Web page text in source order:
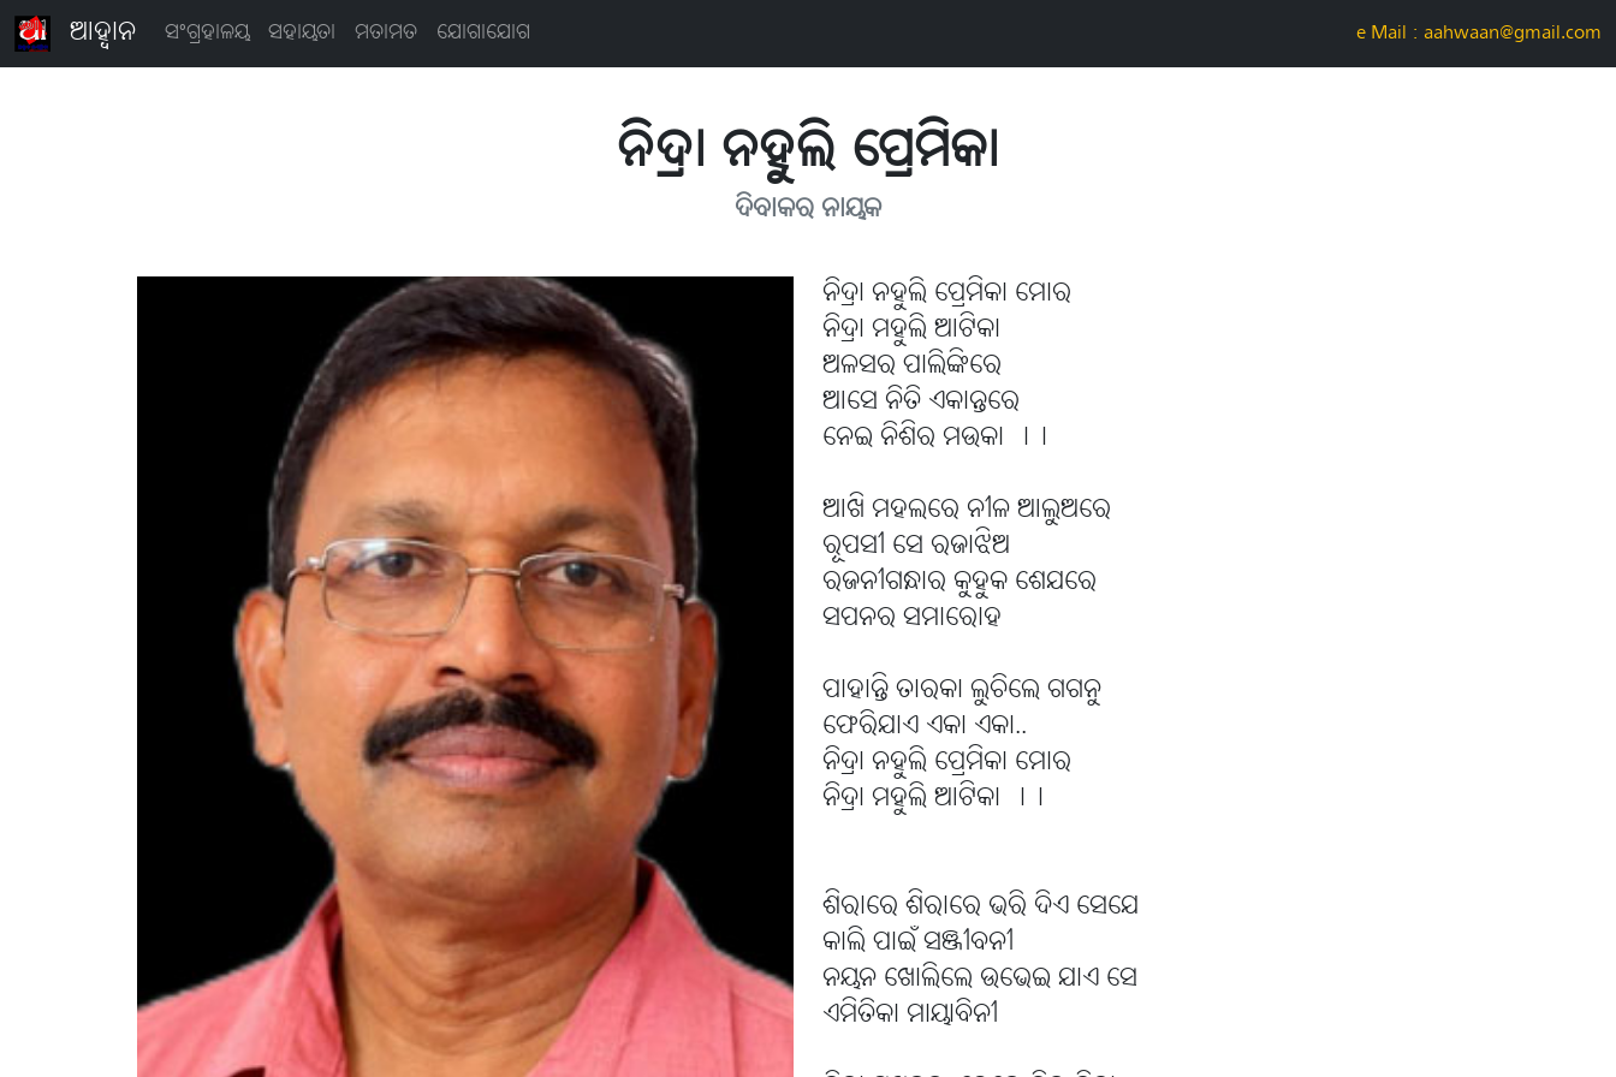
ଆହ୍ବାନ ସଂଗ୍ରହାଳୟ ସହାୟତା ମତାମତ ଯୋଗାଯୋଗ e-Mail : aahwaan@gmail.com
ନିଦ୍ରା ନହୁଲି ପ୍ରେମିକା
ଦିବାକର ନାୟକ
ନିଦ୍ରା ନହୁଲି ପ୍ରେମିକା ମୋର
ନିଦ୍ରା ମହୁଲି ଆଟିକା
ଅଳସର ପାଲିଙ୍କିରେ
ଆସେ ନିତି ଏକାନ୍ତରେ
ନେଇ ନିଶିର ମଉକା ।।
ଆଖି ମହଲରେ ନୀଳ ଆଲୁଅରେ
ରୂପସୀ ସେ ରଜାଝିଅ
ରଜନୀଗନ୍ଧାର କୁହୁକ ଶେଯରେ
ସପନର ସମାରୋହ
ପାହାନ୍ତି ତାରକା ଲୁଚିଲେ ଗଗନୁ
ଫେରିଯାଏ ଏକା ଏକା..
ନିଦ୍ରା ନହୁଲି ପ୍ରେମିକା ମୋର
ନିଦ୍ରା ମହୁଲି ଆଟିକା ।।
ଶିରାରେ ଶିରାରେ ଭରି ଦିଏ ସେଯେ
କାଲି ପାଇଁ ସଞ୍ଜୀବନୀ
ନୟନ ଖୋଲିଲେ ଉଭେଇ ଯାଏ ସେ
ଏମିତିକା ମାୟାବିନୀ